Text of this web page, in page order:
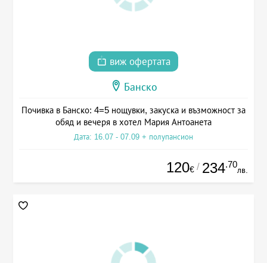
виж офертата
Банско
Почивка в Банско: 4=5 нощувки, закуска и възможност за
обяд и вечеря в хотел Мария Антоанета
Дата: 16.07 - 07.09 + полупансион
120€ / 234.70
лв.